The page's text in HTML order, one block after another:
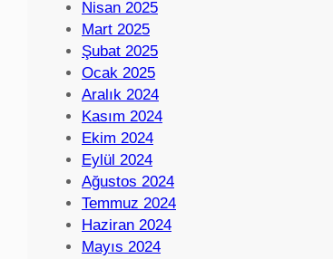
Nisan 2025
Mart 2025
Şubat 2025
Ocak 2025
Aralık 2024
Kasım 2024
Ekim 2024
Eylül 2024
Ağustos 2024
Temmuz 2024
Haziran 2024
Mayıs 2024